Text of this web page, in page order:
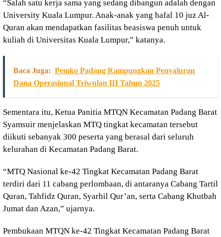
“Salah satu kerja sama yang sedang dibangun adalah dengan
University Kuala Lumpur. Anak-anak yang hafal 10 juz Al-
Quran akan mendapatkan fasilitas beasiswa penuh untuk
kuliah di Universitas Kuala Lumpur,” katanya.
Baca Juga: Pemko Padang Rampungkan Penyaluran
Dana Operasional Triwulan III Tahun 2025
Sementara itu, Ketua Panitia MTQN Kecamatan Padang Barat
Syamsuir menjelaskan MTQ tingkat kecamatan tersebut
diikuti sebanyak 300 peserta yang berasal dari seluruh
kelurahan di Kecamatan Padang Barat.
“MTQ Nasional ke-42 Tingkat Kecamatan Padang Barat
terdiri dari 11 cabang perlombaan, di antaranya Cabang Tartil
Quran, Tahfidz Quran, Syarhil Qur’an, serta Cabang Khutbah
Jumat dan Azan,” ujarnya.
Pembukaan MTQN ke-42 Tingkat Kecamatan Padang Barat